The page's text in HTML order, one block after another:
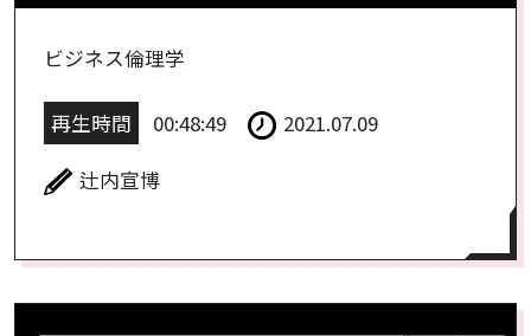
ビジネス倫理学
再生時間 00:48:49 2021.07.09
辻内宣博